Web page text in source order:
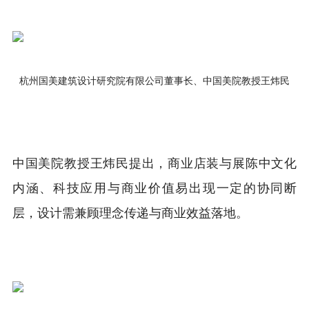
杭州国美建筑设计研究院有限公司董事长、中国美院教授王炜民
中国美院教授王炜民提出，商业店装与展陈中文化
内涵、科技应用与商业价值易出现一定的协同断
层，设计需兼顾理念传递与商业效益落地。